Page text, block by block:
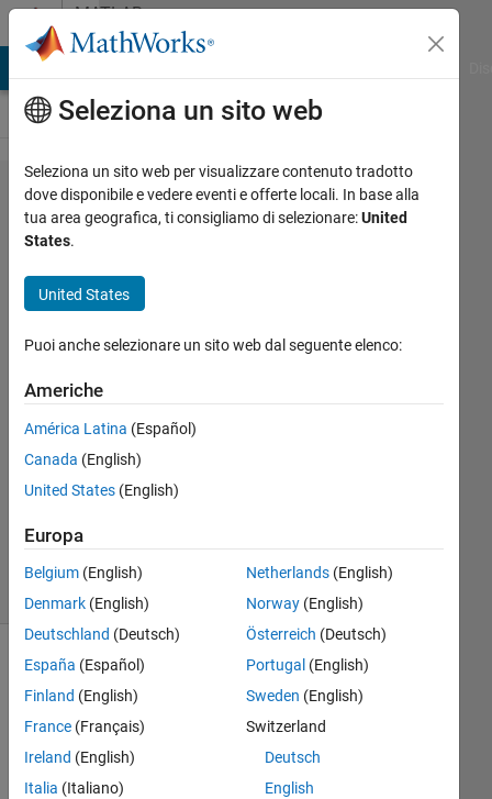
Vai al contenutoMATLAB
Answers
Handling
axes as
4 Mag
1
Risposta
Aggiornato
4 Mag
38
Visualizzazioni
(30 giorni)
Seleziona un sito web
Seleziona un sito web per visualizzare contenuto tradotto
dove disponibile e vedere eventi e offerte locali. In base alla
tua area geografica, ti consigliamo di selezionare:United
States.
United States
Puoi anche selezionare un sito web dal seguente elenco:
Americhe
América Latina (Español)
Canada (English)
United States (English)
Europa
Belgium (English)
Denmark (English)
Deutschland (Deutsch)
España (Español)
Finland (English)
France (Français)
Ireland (English)
Italia (Italiano)
Netherlands(English)
Norway(English)
Österreich (Deutsch)
Portugal (English)
Sweden (English)
Switzerland
Deutsch
English